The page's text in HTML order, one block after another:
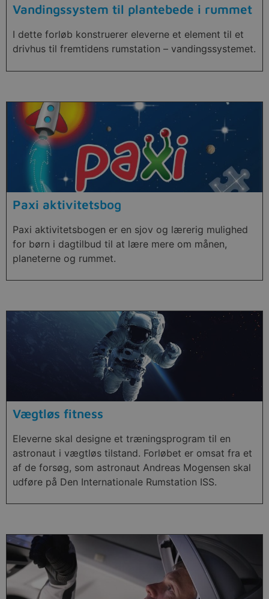
Vandingssystem til plantebede i rummet
I dette forløb konstruerer eleverne et element til et
drivhus til fremtidens rumstation – vandingssystemet.
Paxi aktivitetsbog
Paxi aktivitetsbogen er en sjov og lærerig mulighed
for børn i dagtilbud til at lære mere om månen,
planeterne og rummet.
Vægtløs fitness
Eleverne skal designe et træningsprogram til en
astronaut i vægtløs tilstand. Forløbet er omsat fra et
af de forsøg, som astronaut Andreas Mogensen skal
udføre på Den Internationale Rumstation ISS.